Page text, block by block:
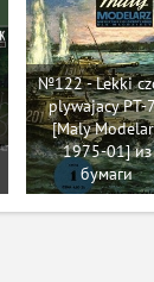
№122 - Lekki
plywajacy PT-
[Maly
1975-01] из
бумаги